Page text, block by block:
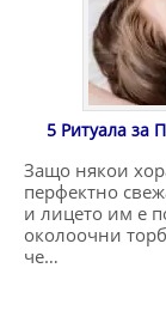
5 Ритуала за
Защо някои
перфектно
и лицето им е
околоочни
че…